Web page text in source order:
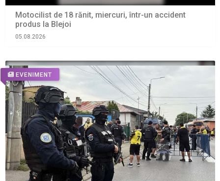
Motocilist de 18 rănit, miercuri, într-un accident
produs la Blejoi
05.08.2026
EVENIMENT